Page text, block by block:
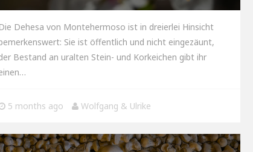
Dehesa von Montehermoso ist in dreierlei Hinsicht
Sie ist öffentlich und nicht eingezäunt,
Bestand an uralten Stein- und Korkeichen gibt ihr
5 months ago Wolfgang & Ulrike